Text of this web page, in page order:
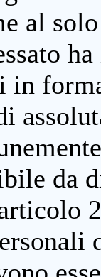
al
in
da